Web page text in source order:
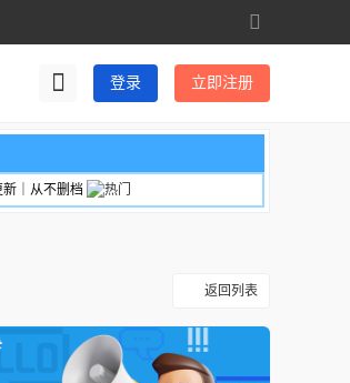
切
换
到
宽
登录 立即注册
｜从不删档
返回列表